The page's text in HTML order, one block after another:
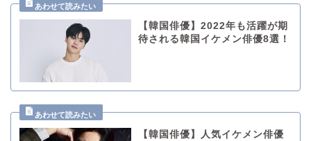
【韓国俳優】2022年も活躍が期
待される韓国イケメン俳優8選！
【韓国俳優】人気イケメン俳優